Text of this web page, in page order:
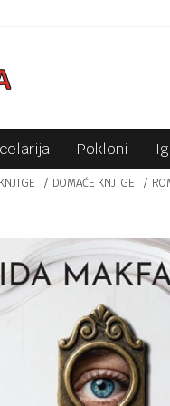
PLATNIM KARTICAMA!
Pokloni
KNJIGE DOMAĆE KNJIGE